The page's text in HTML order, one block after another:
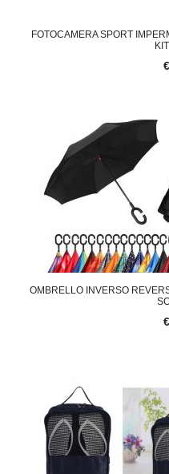
FOTOCAMERA SPORT
OMBRELLO INVERSO